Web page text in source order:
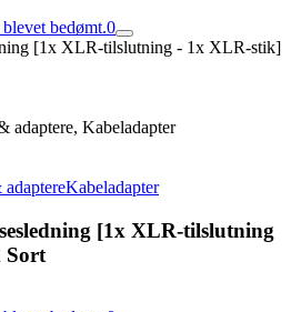
bedømt.0
[1x XLR-tilslutning - 1x XLR-stik]
adaptere, Kabeladapter
Kabeladapter
[1x XLR-tilslutning
Sort